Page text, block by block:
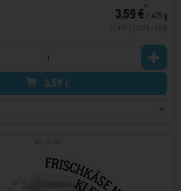
3,59 €*/ 475 g
3,59 €